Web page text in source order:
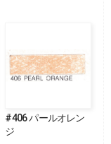
#406 パールオレン
ジ